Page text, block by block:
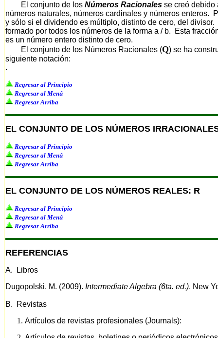
El conjunto de los Números Racionales se creó debido
números naturales, números cardinales y números enteros.
y sólo si el dividendo es múltiplo, distinto de cero, del
formado por todos los números de la forma a / b. Esta
es un número entero distinto de cero.
El conjunto de los Números Racionales (Q) se ha
siguiente notación:
.
Regresar al Principio
Regresar al Menú
Regresar Arriba
EL CONJUNTO DE LOS NÚMEROS
Regresar al Principio
Regresar al Menú
Regresar Arriba
EL CONJUNTO DE LOS NÚMEROS REALES: R
Regresar al Principio
Regresar al Menú
Regresar Arriba
REFERENCIAS
A. Libros
Dugopolski. M. (2009). Intermediate Algebra (6ta. ed.). New
B. Revistas
Artículos de revistas profesionales (Journals):